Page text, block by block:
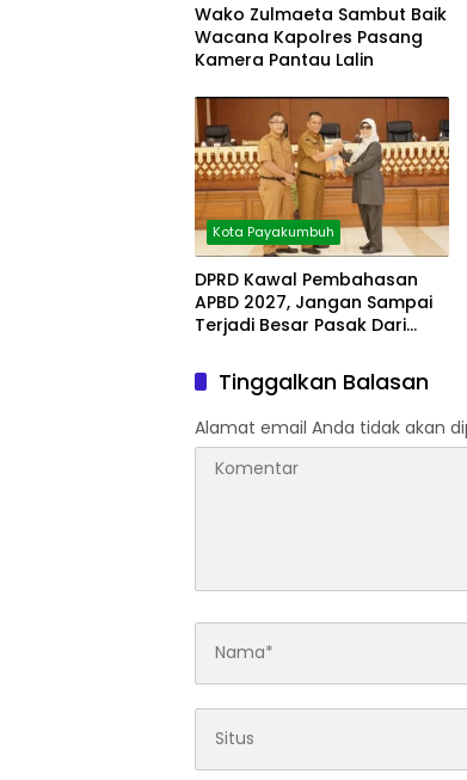
Wako Zulmaeta Sambut Baik
Wacana Kapolres Pasang
Kamera Pantau Lalin
Kota Payakumbuh
DPRD Kawal Pembahasan
APBD 2027, Jangan Sampai
Terjadi Besar Pasak Dari
Tinggalkan Balasan
Alamat email Anda tidak akan